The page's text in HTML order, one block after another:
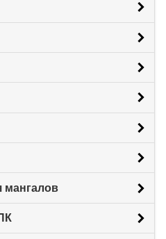
мангалов